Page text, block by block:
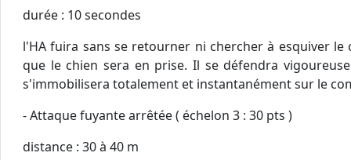
durée : 10 secondes
l'HA fuira sans se retourner ni chercher à esquiver
que le chien sera en prise. Il se défendra
s'immobilisera totalement et instantanément sur le
- Attaque fuyante arrêtée ( échelon 3 : 30 pts )
distance : 30 à 40 m